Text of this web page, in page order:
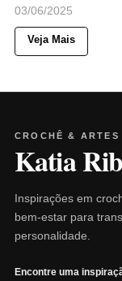
03/06/2025
Veja Mais
CROCHÊ & ARTES
Katia
Inspirações em
bem-estar para
personalidade.
Encontre uma